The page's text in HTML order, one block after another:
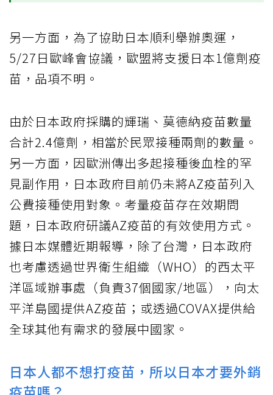
另一方面，為了協助日本順利舉辦奧運，
5/27日歐峰會協議，歐盟將支援日本1億劑疫
苗，品項不明。
由於日本政府採購的輝瑞、莫德納疫苗數量
合計2.4億劑，相當於民眾接種兩劑的數量。
另一方面，因歐洲傳出多起接種後血栓的罕
見副作用，日本政府目前仍未將AZ疫苗列入
公費接種使用對象。考量疫苗存在效期問
題，日本政府研議AZ疫苗的有效使用方式。
據日本媒體近期報導，除了台灣，日本政府
也考慮透過世界衛生組織（WHO）的西太平
洋區域辦事處（負責37個國家/地區），向太
平洋島國提供AZ疫苗；或透過COVAX提供給
全球其他有需求的發展中國家。
日本人都不想打疫苗，所以日本才要外銷